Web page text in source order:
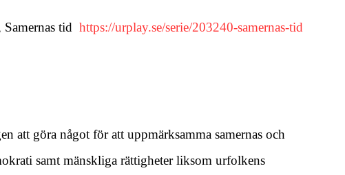
tid https://urplay.se/serie/203240-samernas-tid
att göra något för att uppmärksamma samernas och
samt mänskliga rättigheter liksom urfolkens